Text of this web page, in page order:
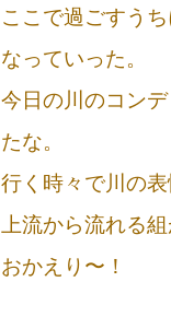
ここで過ごすう
なっていった。
今日の川のコン
たな。
行く時々で川の
上流から流れる
おかえり〜！